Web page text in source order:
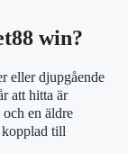
win?
eller djupgående
att hitta är
och en äldre
kopplad till